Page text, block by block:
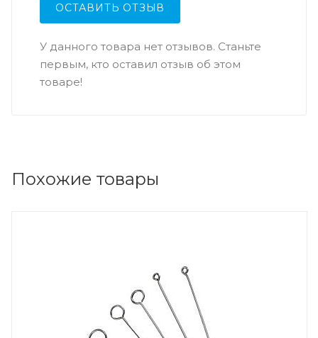
ОСТАВИТЬ ОТЗЫВ
У данного товара нет отзывов. Станьте
первым, кто оставил отзыв об этом
товаре!
Похожие товары